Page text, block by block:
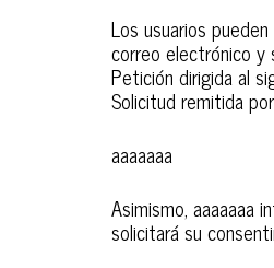
Los usuarios
correo electrónico y
Petición dirigida al
Solicitud remitida
aaaaaaa
Asimismo, aaaaaaa
solicitará su